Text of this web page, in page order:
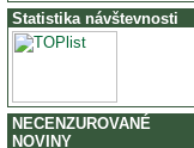
Statistika návštevnosti
NECENZUROVANÉ
NOVINY